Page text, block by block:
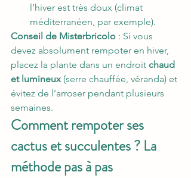
l’hiver est très doux (climat
méditerranéen, par exemple).
Conseil de Misterbricolo : Si vous
devez absolument rempoter en hiver,
placez la plante dans un endroit chaud
et lumineux (serre chauffée, véranda) et
évitez de l’arroser pendant plusieurs
semaines.
Comment rempoter ses
cactus et succulentes ? La
méthode pas à pas